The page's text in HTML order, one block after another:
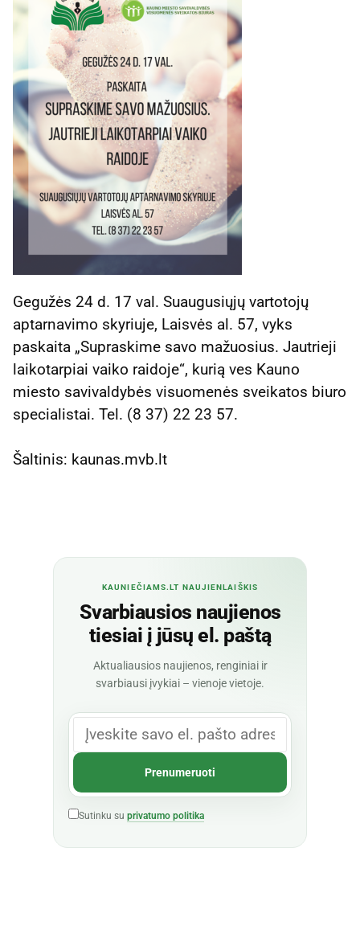
Gegužės 24 d. 17 val. Suaugusiųjų vartotojų
aptarnavimo skyriuje, Laisvės al. 57, vyks
paskaita „Supraskime savo mažuosius. Jautrieji
laikotarpiai vaiko raidoje“, kurią ves Kauno
miesto savivaldybės visuomenės sveikatos biuro
specialistai. Tel. (8 37) 22 23 57.
Šaltinis: kaunas.mvb.lt
KAUNIEČIAMS.LT NAUJIENLAIŠKIS
Svarbiausios naujienos
tiesiai į jūsų el. paštą
Aktualiausios naujienos, renginiai ir
svarbiausi įvykiai – vienoje vietoje.
Sutinku su privatumo politika